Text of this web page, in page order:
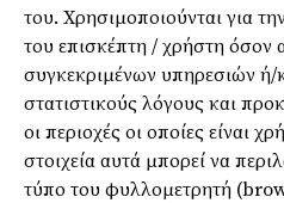
του. Χρησιμοποιούνται για
του επισκέπτη / χρήστη
συγκεκριμένων υπηρεσιών ή/
στατιστικούς λόγους και
οι περιοχές οι οποίες είναι
στοιχεία αυτά μπορεί να
τύπο του φυλλομετρητή